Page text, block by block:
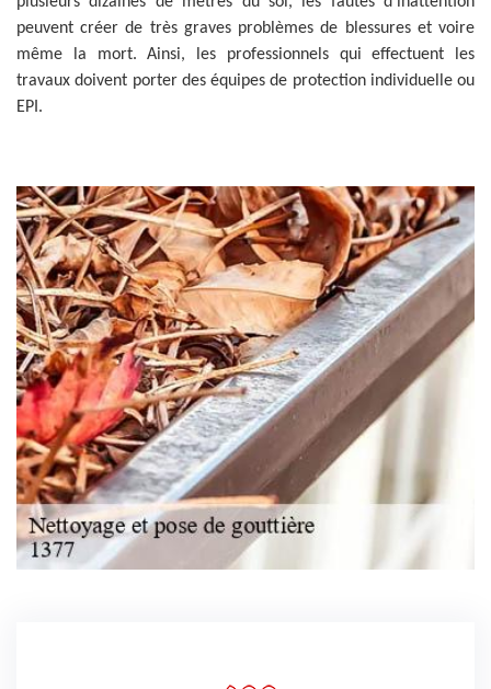
peuvent créer de très graves problèmes de blessures et voire
même la mort. Ainsi, les professionnels qui effectuent les
travaux doivent porter des équipes de protection individuelle ou
EPI.